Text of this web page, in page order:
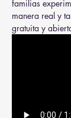
familias
manera real y
gratuita y